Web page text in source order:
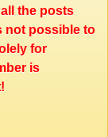
the posts
not possible to
for
is